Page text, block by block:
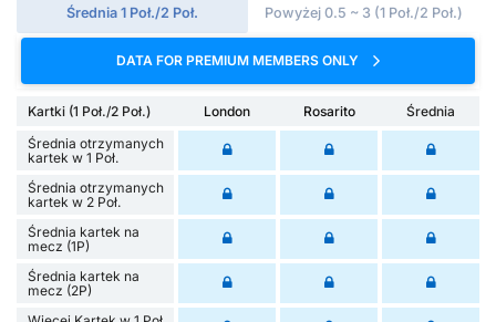
Średnia 1 Poł./2 Poł. Powyżej 0.5 ~ 3 (1 Poł./2 Poł.)
DATA FOR PREMIUM MEMBERS ONLY
Kartki (1 Poł./2 Poł.) London Rosarito
Średnia
Średnia otrzymanych
kartek w 1 Poł.
Średnia otrzymanych
kartek w 2 Poł.
Średnia kartek na
mecz (1P)
Średnia kartek na
mecz (2P)